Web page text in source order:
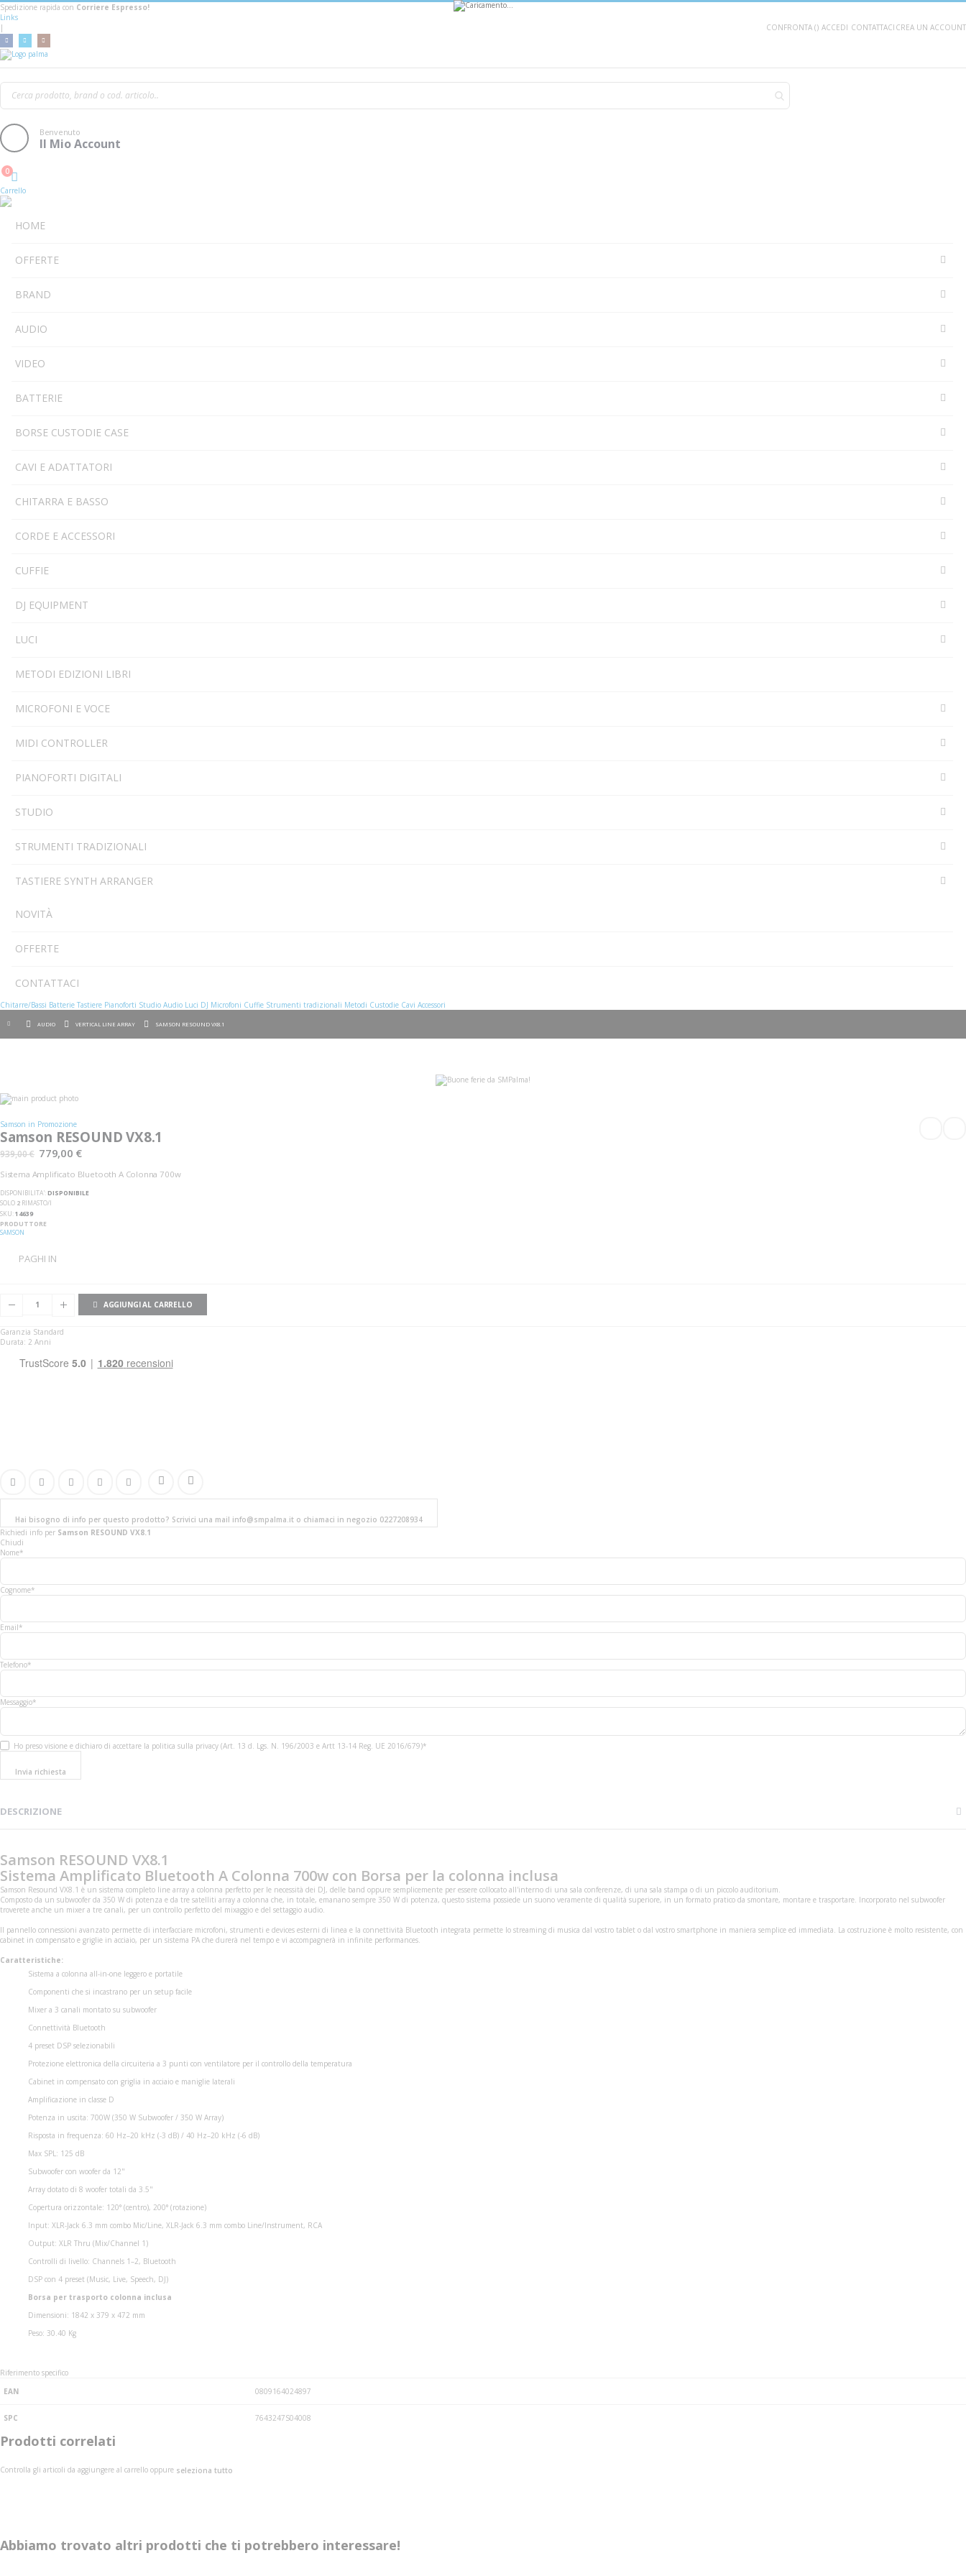
Spedizione rapida con Corriere Espresso!
Links
CONFRONTA () ACCEDI CONTATTACI CREA UN ACCOUNT
|
Benvenuto
Il Mio Account
Cart
0
Carrello
HOME
OFFERTE
BRAND
AUDIO
VIDEO
BATTERIE
BORSE CUSTODIE CASE
CAVI E ADATTATORI
CHITARRA E BASSO
CORDE E ACCESSORI
CUFFIE
DJ EQUIPMENT
LUCI
METODI EDIZIONI LIBRI
MICROFONI E VOCE
MIDI CONTROLLER
PIANOFORTI DIGITALI
STUDIO
STRUMENTI TRADIZIONALI
TASTIERE SYNTH ARRANGER
NOVITÀ
OFFERTE
CONTATTACI
Chitarre/Bassi Batterie Tastiere Pianoforti Studio Audio Luci DJ Microfoni Cuffie Strumenti tradizionali Metodi Custodie Cavi Accessori
AUDIO VERTICAL LINE ARRAY SAMSON RESOUND VX8.1
Vai
alla
della
galleria
immagini
all'inizio
della
galleria
di
immagini
Samson in Promozione
Samson RESOUND VX8.1
939,00 € 779,00 €
Sistema Amplificato Bluetooth A Colonna 700w
DISPONIBILITA':DISPONIBILE
SOLO 2 RIMASTO/I
SKU 14639
PRODUTTORE
SAMSON
PAGHI IN
AGGIUNGI AL CARRELLO
Garanzia Standard
Durata: 2 Anni
Hai bisogno di info per questo prodotto? Scrivici una mail info@smpalma.it o chiamaci in negozio 0227208934
Richiedi info per Samson RESOUND VX8.1
Chiudi
Nome*
Cognome*
Email*
Telefono*
Messaggio*
Ho preso visione e dichiaro di accettare la politica sulla privacy (Art. 13 d. Lgs. N. 196/2003 e Artt 13-14 Reg. UE 2016/679)*
Invia richiesta
DESCRIZIONE
Samson RESOUND VX8.1
Sistema Amplificato Bluetooth A Colonna 700w con Borsa per la colonna inclusa
Samson Resound VX8.1 è un sistema completo line array a colonna perfetto per le necessità dei DJ, delle band oppure semplicemente per essere collocato all'interno di una sala conferenze, di una sala stampa o di un piccolo auditorium.
Composto da un subwoofer da 350 W di potenza e da tre satelliti array a colonna che, in totale, emanano sempre 350 W di potenza, questo sistema possiede un suono veramente di qualità superiore, in un formato pratico da smontare, montare e trasportare. Incorporato nel subwoofer
troverete anche un mixer a tre canali, per un controllo perfetto del mixaggio e del settaggio audio.
Il pannello connessioni avanzato permette di interfacciare microfoni, strumenti e devices esterni di linea e la connettività Bluetooth integrata permette lo streaming di musica dal vostro tablet o dal vostro smartphone in maniera semplice ed immediata. La costruzione è molto resistente, con
cabinet in compensato e griglie in acciaio, per un sistema PA che durerà nel tempo e vi accompagnerà in infinite performances.
Caratteristiche:
Sistema a colonna all-in-one leggero e portatile
Componenti che si incastrano per un setup facile
Mixer a 3 canali montato su subwoofer
Connettività Bluetooth
4 preset DSP selezionabili
Protezione elettronica della circuiteria a 3 punti con ventilatore per il controllo della temperatura
Cabinet in compensato con griglia in acciaio e maniglie laterali
Amplificazione in classe D
Potenza in uscita: 700W (350 W Subwoofer / 350 W Array)
Risposta in frequenza: 60 Hz–20 kHz (-3 dB) / 40 Hz–20 kHz (-6 dB)
Max SPL: 125 dB
Subwoofer con woofer da 12"
Array dotato di 8 woofer totali da 3.5"
Copertura orizzontale: 120° (centro), 200° (rotazione)
Input: XLR-Jack 6.3 mm combo Mic/Line, XLR-Jack 6.3 mm combo Line/Instrument, RCA
Output: XLR Thru (Mix/Channel 1)
Controlli di livello: Channels 1–2, Bluetooth
DSP con 4 preset (Music, Live, Speech, DJ)
Borsa per trasporto colonna inclusa
Dimensioni: 1842 x 379 x 472 mm
Peso: 30.40 Kg
Riferimento specifico
EAN
0809164024897
SPC 7643247S04008
Prodotti correlati
Controlla gli articoli da aggiungere al carrello oppure seleziona tutto
Abbiamo trovato altri prodotti che ti potrebbero interessare!